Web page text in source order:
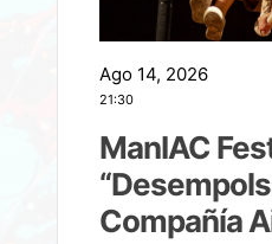
Ago 14, 2026
21:30
ManIAC
Compañía